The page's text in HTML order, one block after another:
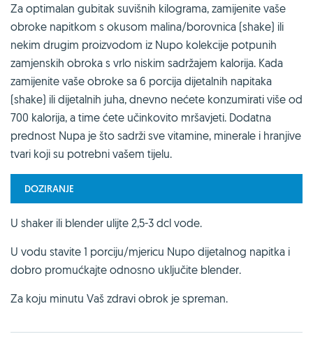
Za optimalan gubitak suvišnih kilograma, zamijenite vaše
obroke napitkom s okusom malina/borovnica (shake) ili
nekim drugim proizvodom iz Nupo kolekcije potpunih
zamjenskih obroka s vrlo niskim sadržajem kalorija. Kada
zamijenite vaše obroke sa 6 porcija dijetalnih napitaka
(shake) ili dijetalnih juha, dnevno nećete konzumirati više od
700 kalorija, a time ćete učinkovito mršavjeti. Dodatna
prednost Nupa je što sadrži sve vitamine, minerale i hranjive
tvari koji su potrebni vašem tijelu.
DOZIRANJE
U shaker ili blender ulijte 2,5-3 dcl vode.
U vodu stavite 1 porciju/mjericu Nupo dijetalnog napitka i
dobro promućkajte odnosno uključite blender.
Za koju minutu Vaš zdravi obrok je spreman.